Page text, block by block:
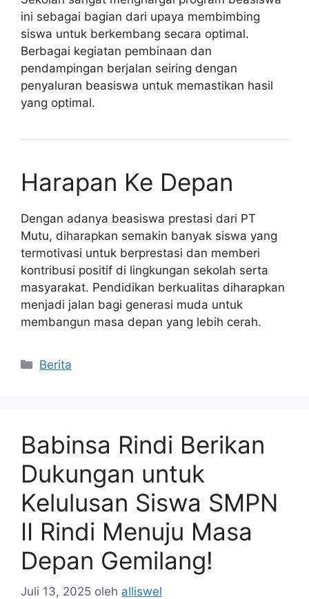
ini sebagai bagian dari upaya membimbing
siswa untuk berkembang secara optimal.
Berbagai kegiatan pembinaan dan
pendampingan berjalan seiring dengan
penyaluran beasiswa untuk memastikan hasil
yang optimal.
Harapan Ke Depan
Dengan adanya beasiswa prestasi dari PT
Mutu, diharapkan semakin banyak siswa yang
termotivasi untuk berprestasi dan memberi
kontribusi positif di lingkungan sekolah serta
masyarakat. Pendidikan berkualitas diharapkan
menjadi jalan bagi generasi muda untuk
membangun masa depan yang lebih cerah.
Kategori
Berita
Babinsa Rindi Berikan
Dukungan untuk
Kelulusan Siswa SMPN
II Rindi Menuju Masa
Depan Gemilang!
Juli 13, 2025 oleh alliswel